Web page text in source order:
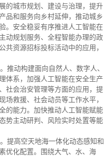
的城市规划、建设与治理，提升
品和服务向乡村延伸，推动城乡
。安全稳妥有序推进人工智能在
动规划服务、全程智能办理的政
共资源招标投标活动中的应用，
推动构建面向自然人、数字人、
体系，加强人工智能在安全生产
社会治安管理等方面的应用，提
场救援、社会动员等工作水平，
的能力。加快推动人工智能赋能
势主动研判、风险实时处置等能
提高空天地海一体化动态感知和
优化配置。围绕大气、水、海